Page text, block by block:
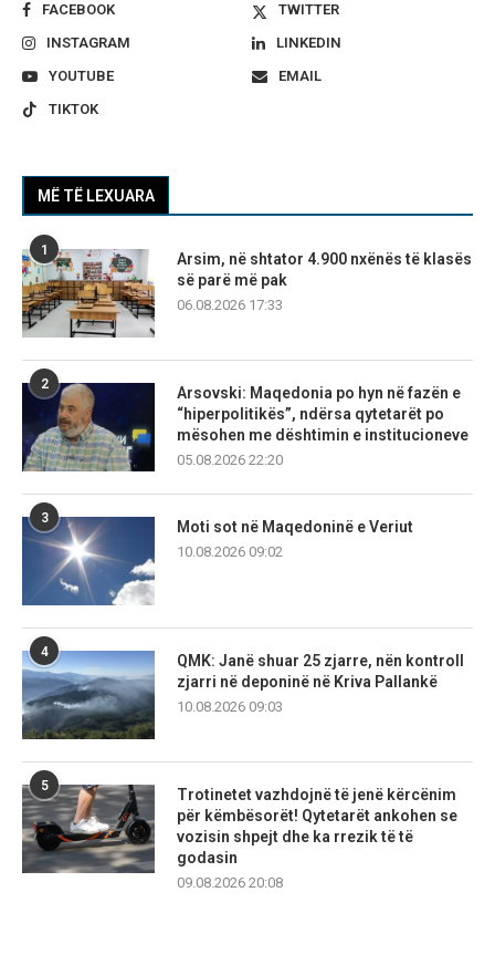
FACEBOOK
TWITTER
INSTAGRAM
LINKEDIN
YOUTUBE
EMAIL
TIKTOK
MË TË LEXUARA
1
Arsim, në shtator 4.900 nxënës të klasës
së parë më pak
06.08.2026 17:33
2
Arsovski: Maqedonia po hyn në fazën e
“hiperpolitikës”, ndërsa qytetarët po
mësohen me dështimin e institucioneve
05.08.2026 22:20
3
Moti sot në Maqedoninë e Veriut
10.08.2026 09:02
4
QMK: Janë shuar 25 zjarre, nën kontroll
zjarri në deponinë në Kriva Pallankë
10.08.2026 09:03
5
Trotinetet vazhdojnë të jenë kërcënim
për këmbësorët! Qytetarët ankohen se
vozisin shpejt dhe ka rrezik të të
godasin
09.08.2026 20:08